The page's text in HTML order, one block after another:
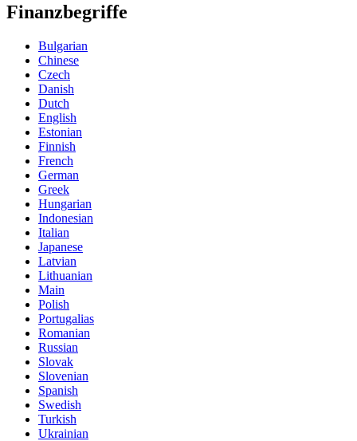
Finanzbegriffe
Bulgarian
Chinese
Czech
Danish
Dutch
English
Estonian
Finnish
French
German
Greek
Hungarian
Indonesian
Italian
Japanese
Latvian
Lithuanian
Main
Polish
Portugalias
Romanian
Russian
Slovak
Slovenian
Spanish
Swedish
Turkish
Ukrainian